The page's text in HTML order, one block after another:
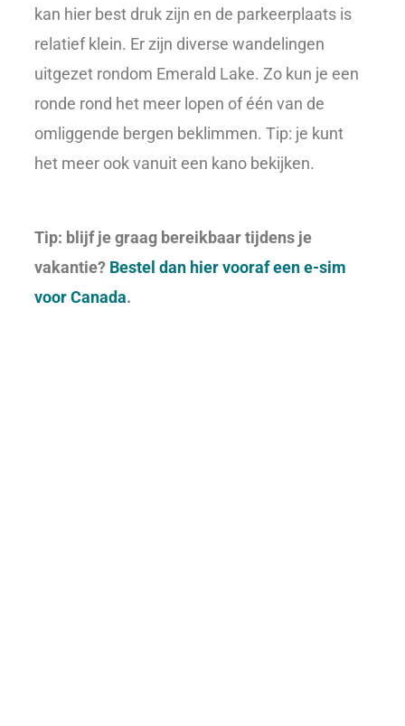
kan hier best druk zijn en de parkeerplaats is
relatief klein. Er zijn diverse wandelingen
uitgezet rondom Emerald Lake. Zo kun je een
ronde rond het meer lopen of één van de
omliggende bergen beklimmen. Tip: je kunt
het meer ook vanuit een kano bekijken.
Tip: blijf je graag bereikbaar tijdens je
vakantie? Bestel dan hier vooraf een e-sim
voor Canada.